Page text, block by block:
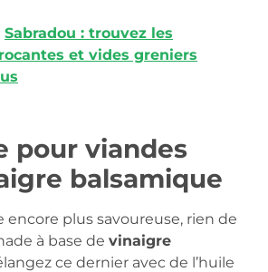
Sabradou : trouvez les
et vides greniers
pour viandes
balsamique
encore plus savoureuse, rien de
à base de vinaigre
ce dernier avec de l’huile